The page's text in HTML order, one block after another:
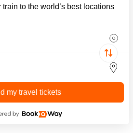
train to the world’s best locations
my travel tickets